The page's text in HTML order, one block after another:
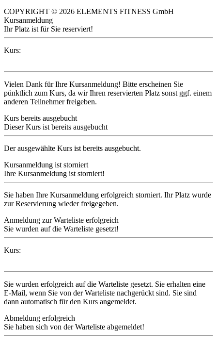
COPYRIGHT © 2026 ELEMENTS FITNESS GmbH
Kursanmeldung
Ihr Platz ist für Sie reserviert!
Kurs:
Vielen Dank für Ihre Kursanmeldung! Bitte erscheinen Sie
pünktlich zum Kurs, da wir Ihren reservierten Platz sonst ggf. einem
anderen Teilnehmer freigeben.
Kurs bereits ausgebucht
Dieser Kurs ist bereits ausgebucht
Der ausgewählte Kurs ist bereits ausgebucht.
Kursanmeldung ist storniert
Ihre Kursanmeldung ist storniert!
Sie haben Ihre Kursanmeldung erfolgreich storniert. Ihr Platz wurde
zur Reservierung wieder freigegeben.
Anmeldung zur Warteliste erfolgreich
Sie wurden auf die Warteliste gesetzt!
Kurs:
Sie wurden erfolgreich auf die Warteliste gesetzt. Sie erhalten eine
E-Mail, wenn Sie von der Warteliste nachgerückt sind. Sie sind
dann automatisch für den Kurs angemeldet.
Abmeldung erfolgreich
Sie haben sich von der Warteliste abgemeldet!